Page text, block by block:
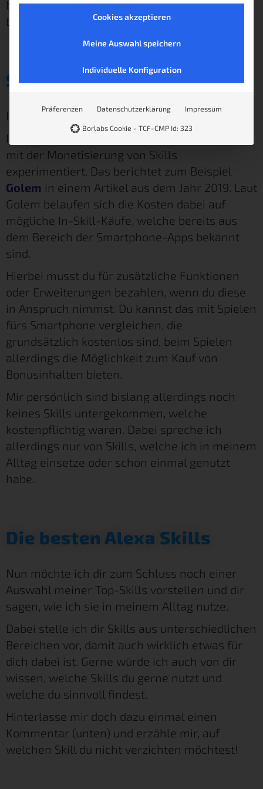
bitten, die du dann mit deiner Stimme
bestätigst.
Sind alle Skills kostenlos?
In der Regel sind Skills kostenlos.
Ich sage hier bewusst
mit der Monetisierung von Skills
experimentiert. Das berichtet zum Beispiel
Golem in einem Artikel aus dem Jahr 2019. Laut
Golem belaufen sich die Kosten dabei auf
mögliche In-Skill-Käufe, welche bereits aus
dem Bereich der Smartphone-Apps bekannt
sind.
Hierbei musst du für zusätzliche Funktionen
oder Erweiterungen bezahlen, wenn du diese
in Anspruch nimmst. Du kannst das mit Spielen
fürs Smartphone vergleichen, die
grundsätzlich kostenlos sind, beim Spielen
allerdings die Möglichkeit zum Kauf von
Bonusinhalten bieten.
Mir persönlich sind bislang allerdings noch
keines Skills untergekommen, welche
kostenpflichtig waren. Dabei spreche ich
allerdings nur von Skills, welche ich in meinem
Alltag einsetze oder schon einmal genutzt
habe.
Die besten Alexa Skills
Nun möchte ich dir zum Schluss noch einer
Auswahl meiner Top-Skills vorstellen und dir
sagen, wie ich sie in meinem Alltag nutze.
Dabei stelle ich dir Skills aus unterschiedlichen
Bereichen vor, damit auch wirklich etwas für
dich dabei ist. Gerne würde ich auch von dir
wissen, welche Skills du gerne nutzt und
welche du sinnvoll findest.
Hinterlasse mir doch dazu einmal einen
Kommentar (unten) und erzähle mir, auf
welchen Skill du nicht verzichten möchtest!
Cookies akzeptieren
Meine Auswahl speichern
Individuelle Konfiguration
Präferenzen Datenschutzerklärung Impressum
Borlabs Cookie - TCF-CMP Id: 323